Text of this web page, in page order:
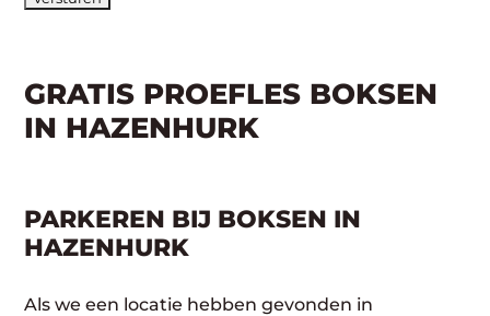
GRATIS PROEFLES BOKSEN
IN HAZENHURK
PARKEREN BIJ BOKSEN IN
HAZENHURK
Als we een locatie hebben gevonden in